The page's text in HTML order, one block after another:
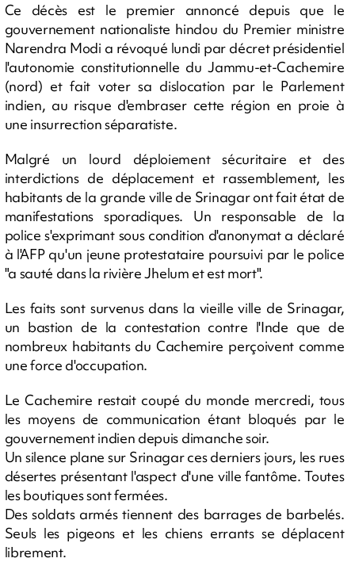
Ce décès est le premier annoncé depuis que le
gouvernement nationaliste hindou du Premier ministre
Narendra Modi a révoqué lundi par décret présidentiel
l'autonomie constitutionnelle du Jammu-et-Cachemire
(nord) et fait voter sa dislocation par le Parlement
indien, au risque d'embraser cette région en proie à
une insurrection séparatiste.
Malgré un lourd déploiement sécuritaire et des
interdictions de déplacement et rassemblement, les
habitants de la grande ville de Srinagar ont fait état de
manifestations sporadiques. Un responsable de la
police s'exprimant sous condition d'anonymat a déclaré
à l'AFP qu'un jeune protestataire poursuivi par le police
"a sauté dans la rivière Jhelum et est mort".
Les faits sont survenus dans la vieille ville de Srinagar,
un bastion de la contestation contre l'Inde que de
nombreux habitants du Cachemire perçoivent comme
une force d'occupation.
Le Cachemire restait coupé du monde mercredi, tous
les moyens de communication étant bloqués par le
gouvernement indien depuis dimanche soir.
Un silence plane sur Srinagar ces derniers jours, les rues
désertes présentant l'aspect d'une ville fantôme. Toutes
les boutiques sont fermées.
Des soldats armés tiennent des barrages de barbelés.
Seuls les pigeons et les chiens errants se déplacent
librement.